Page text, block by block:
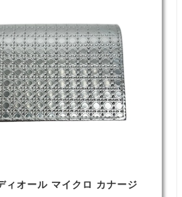
ィオール マイクロ カナージ